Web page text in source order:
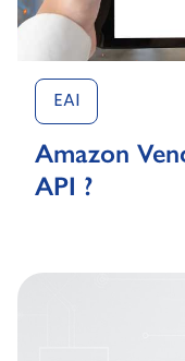
EAI
Amazon
API ?